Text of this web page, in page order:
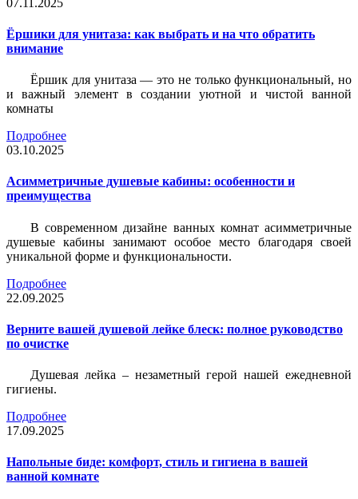
Ёршики для унитаза: как выбрать и на что обратить
внимание
Ёршик для унитаза — это не только функциональный, но
и важный элемент в создании уютной и чистой ванной
комнаты
Подробнее
03.10.2025
Асимметричные душевые кабины: особенности и
преимущества
В современном дизайне ванных комнат асимметричные
душевые кабины занимают особое место благодаря своей
уникальной форме и функциональности.
Подробнее
22.09.2025
Верните вашей душевой лейке блеск: полное руководство
по очистке
Душевая лейка – незаметный герой нашей ежедневной
гигиены.
Подробнее
17.09.2025
Напольные биде: комфорт, стиль и гигиена в вашей
ванной комнате